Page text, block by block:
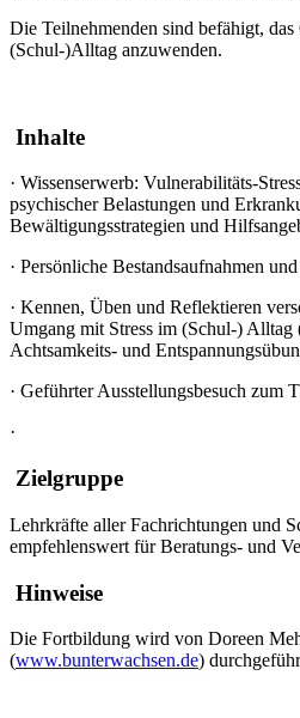
Die Teilnehmenden sind befähigt,
(Schul-)Alltag anzuwenden.
Inhalte
· Wissenserwerb: Vulnerabilitäts-
psychischer Belastungen und
Bewältigungsstrategien und
· Persönliche Bestandsaufnahmen
· Kennen, Üben und Reflektieren
Umgang mit Stress im (Schul-) Alltag
Achtsamkeits- und
· Geführter Ausstellungsbesuch zum
·
Zielgruppe
Lehrkräfte aller Fachrichtungen und
empfehlenswert für Beratungs- und
Hinweise
Die Fortbildung wird von Doreen
(www.bunterwachsen.de)